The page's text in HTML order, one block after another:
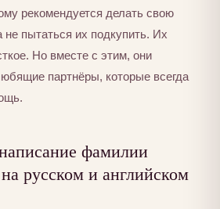
рекомендуется делать свою
не пытаться их подкупить. Их
Но вместе с этим, они
партнёры, которые всегда
фамилии
русском и английском